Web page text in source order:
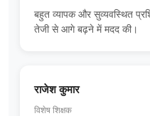
बहुत व्यापक और सुव्यवस्थित
तेजी से आगे बढ़ने में मदद की।
राजेश कुमार
विशेष शिक्षक